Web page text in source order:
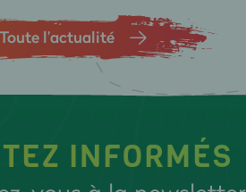
Toute l’actualité
INFORMÉS